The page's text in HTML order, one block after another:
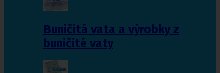
Buničitá vata a výrobky z
buničité vaty